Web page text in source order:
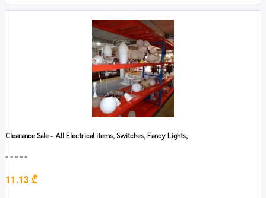
Clearance Sale - All Electrical items, Switches, Fancy Lights,
■■■■■
11.13 ₾